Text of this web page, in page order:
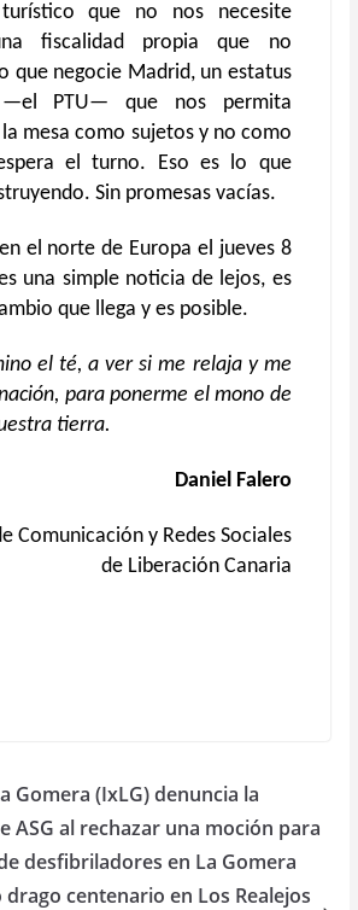
que no nos necesite
fiscalidad propia que no
que negocie Madrid, un estatus
PTU— que nos permita
mesa como sujetos y no como
el turno. Eso es lo que
Sin promesas vacías.
el norte de Europa el jueves 8
una simple noticia de lejos, es
que llega y es posible.
el té, a ver si me relaja y me
para ponerme el mono de
tierra.
Daniel Falero
Comunicación y Redes Sociales
de Liberación Canaria
Gomera (IxLG) denuncia la
ASG al rechazar una moción para
desfibriladores en La Gomera
drago centenario en Los Realejos